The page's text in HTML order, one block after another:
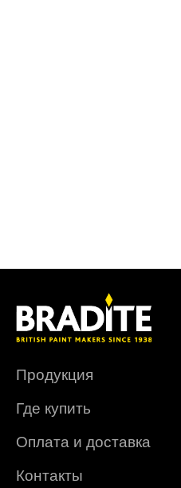
Продукция
Где купить
Оплата и доставка
Контакты